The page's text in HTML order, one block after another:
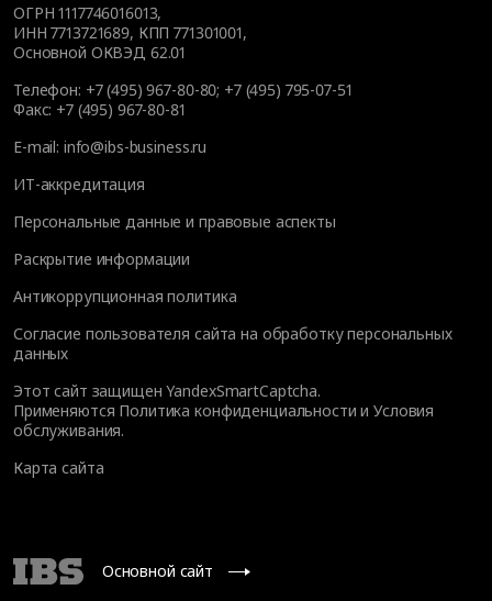
ОГРН 1117746016013,
ИНН 7713721689, КПП 771301001,
Основной ОКВЭД 62.01
Телефон: +7 (495) 967-80-80; +7 (495) 795-07-51
Факс: +7 (495) 967-80-81
E-mail: info@ibs-business.ru
ИТ-аккредитация
Персональные данные и правовые аспекты
Раскрытие информации
Антикоррупционная политика
Согласие пользователя сайта на обработку персональных
данных
Этот сайт защищен YandexSmartCaptcha.
Применяются Политика конфиденциальности иУсловия
обслуживания.
Карта сайта
Основной сайт